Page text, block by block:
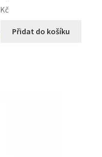
Kč
Přidat do košíku